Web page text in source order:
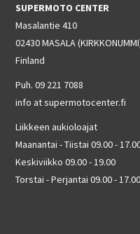
SUPERMOTO CENTER
Masalantie 410
02430 MASALA
Finland
Puh. 09 221 7088
info at supermotocenter.fi
Liikkeen aukioloajat
Maanantai - Tiistai 09.00 -
Keskiviikko 09.00 - 19.00
Torstai - Perjantai 09.00 - 17.00